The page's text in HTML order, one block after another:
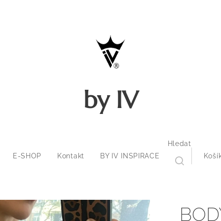
by IV
E-SHOP Kontakt BY IV INSPIRACE
Hledat